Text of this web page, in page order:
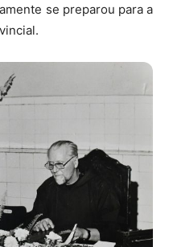
se preparou para a